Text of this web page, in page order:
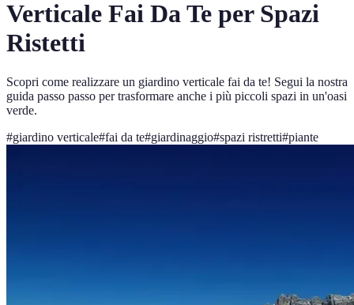
Verticale Fai Da Te per Spazi
Ristetti
Scopri come realizzare un giardino verticale fai da te! Segui la nostra
guida passo passo per trasformare anche i più piccoli spazi in un'oasi
verde.
#giardino verticale#fai da te#giardinaggio#spazi ristretti#piante